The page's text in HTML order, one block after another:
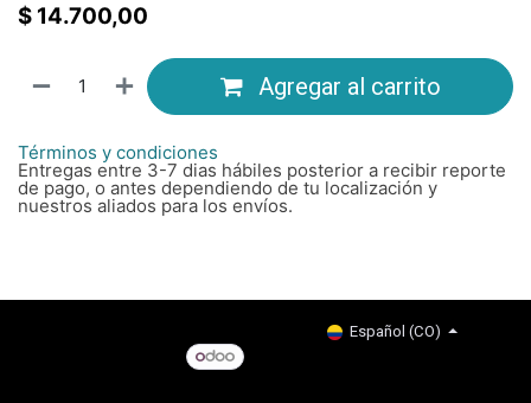
$ 14.700,00
Agregar al carrito
Términos y condiciones
Entregas entre 3-7 dias hábiles posterior a recibir reporte
de pago, o antes dependiendo de tu localización y
nuestros aliados para los envíos.
Español (CO)
Con tecnología de - El #1